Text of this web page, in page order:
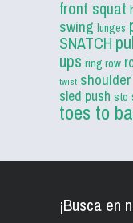
front squat
swing lunges
SNATCH
ups ring row
twist
sled push sto
toes to
¡Busca en